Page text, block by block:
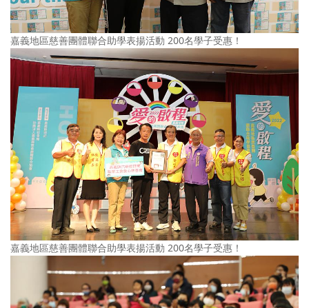
嘉義地區慈善團體聯合助學表揚活動 200名學子受惠！
嘉義地區慈善團體聯合助學表揚活動 200名學子受惠！